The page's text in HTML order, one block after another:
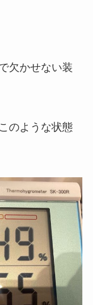
欠かせない装
のような状態